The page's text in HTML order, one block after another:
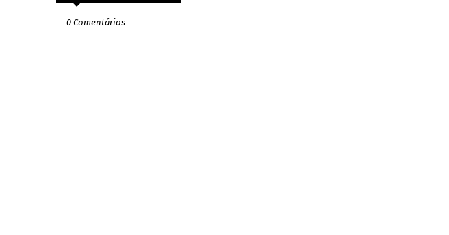
0 Comentários